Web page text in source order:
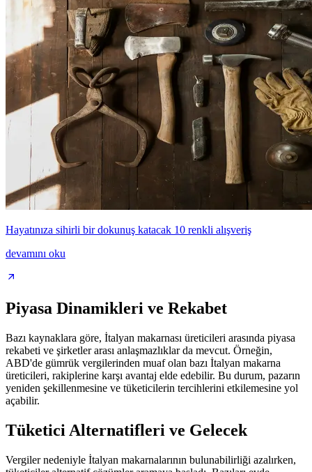
Hayatınıza sihirli bir dokunuş katacak 10 renkli alışveriş
devamını oku
Piyasa Dinamikleri ve Rekabet
Bazı kaynaklara göre, İtalyan makarnası üreticileri arasında piyasa
rekabeti ve şirketler arası anlaşmazlıklar da mevcut. Örneğin,
ABD'de gümrük vergilerinden muaf olan bazı İtalyan makarna
üreticileri, rakiplerine karşı avantaj elde edebilir. Bu durum, pazarın
yeniden şekillenmesine ve tüketicilerin tercihlerini etkilemesine yol
açabilir.
Tüketici Alternatifleri ve Gelecek
Vergiler nedeniyle İtalyan makarnalarının bulunabilirliği azalırken,